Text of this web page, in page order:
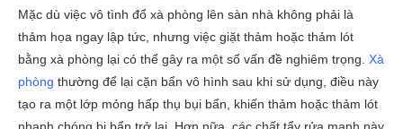
Mặc dù việc vô tình đổ xà phòng lên sàn nhà không phải là
thảm họa ngay lập tức, nhưng việc giặt thảm hoặc thảm lót
bằng xà phòng lại có thể gây ra một số vấn đề nghiêm trọng. Xà
phòng thường để lại cặn bẩn vô hình sau khi sử dụng, điều này
tạo ra một lớp mỏng hấp thụ bụi bẩn, khiến thảm hoặc thảm lót
nhanh chóng bị bẩn trở lại. Hơn nữa, các chất tẩy rửa mạnh này